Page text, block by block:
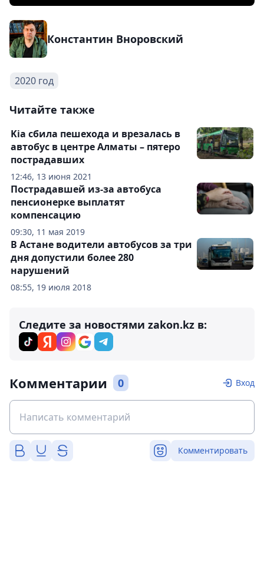
Константин Вноровский
2020 год
Читайте также
12:46, 13 июня 2021
Kia сбила пешехода и врезалась в
автобус в центре Алматы – пятеро
пострадавших
09:30, 11 мая 2019
Пострадавшей из-за автобуса
пенсионерке выплатят
компенсацию
08:55, 19 июля 2018
В Астане водители автобусов за три
дня допустили более 280
нарушений
Следите за новостями zakon.kz в:
Комментарии 0 Вход
Комментировать